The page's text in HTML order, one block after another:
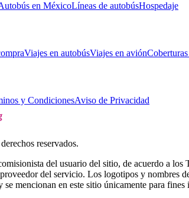
en MéxicoLíneas de autobúsHospedaje
Viajes en autobúsViajes en avión
y CondicionesAviso de Privacidad
reservados.
del usuario del sitio, de acuerdo a
del servicio. Los logotipos y nombres
se mencionan en este sitio únicamente para